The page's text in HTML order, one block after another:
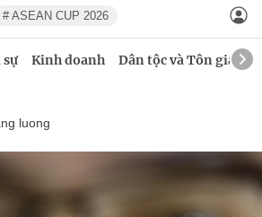
# ASEAN CUP 2026
sự Kinh doanh Dân tộc và Tôn giáo
luong